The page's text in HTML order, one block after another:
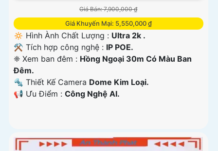
Giá Bán: 7,900,000 ₫
Giá Khuyến Mại: 5,550,000 ₫
🔅 Hình Ành Chất Lượng : Ultra 2k .
⚒ Tích hợp công nghệ : IP POE.
❈ Xem ban đêm : Hồng Ngoại 30m Có Màu Ban
Đêm.
🔩 Thiết Kế Camera Dome Kim Loại.
️📢 Ưu Điểm : Công Nghệ AI.